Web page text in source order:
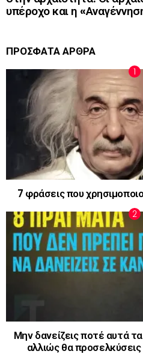
υπέροχο και η
ΠΡΟΣΦΑΤΑ ΑΡΘΡΑ
7 φράσεις που
Μην δανείζεις ποτέ αυτά
αλλιώς θα